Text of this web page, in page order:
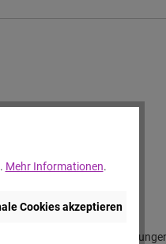
unsere
Mehr Informationen.
Cookies akzeptieren